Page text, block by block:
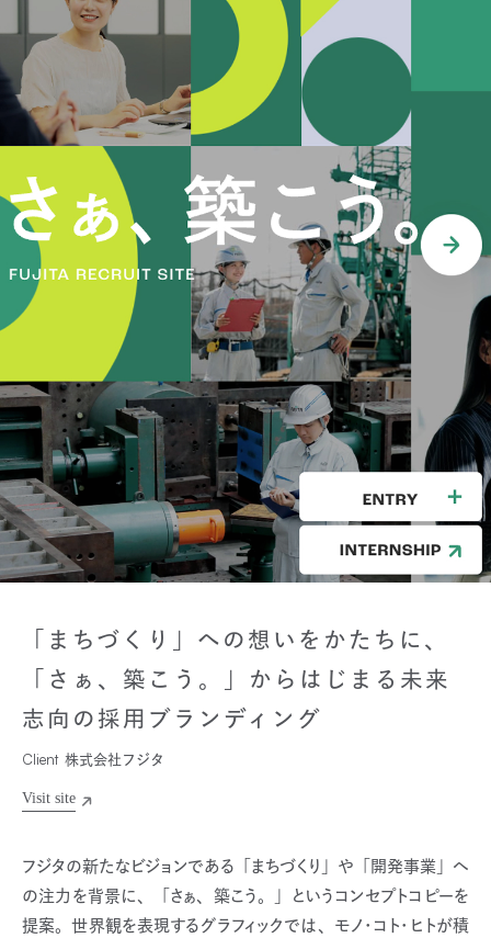
「まちづくり」への想いをかたちに、
「さぁ、築こう。」からはじまる未来
志向の採用ブランディング
Client 株式会社フジタ
フジタの新たなビジョンである「まちづくり」や「開発事業」へ
の注力を背景に、「さぁ、築こう。」というコンセプトコピーを
提案。世界観を表現するグラフィックでは、モノ・コト・ヒトが積